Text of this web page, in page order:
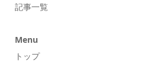
記事一覧
Menu
トップ